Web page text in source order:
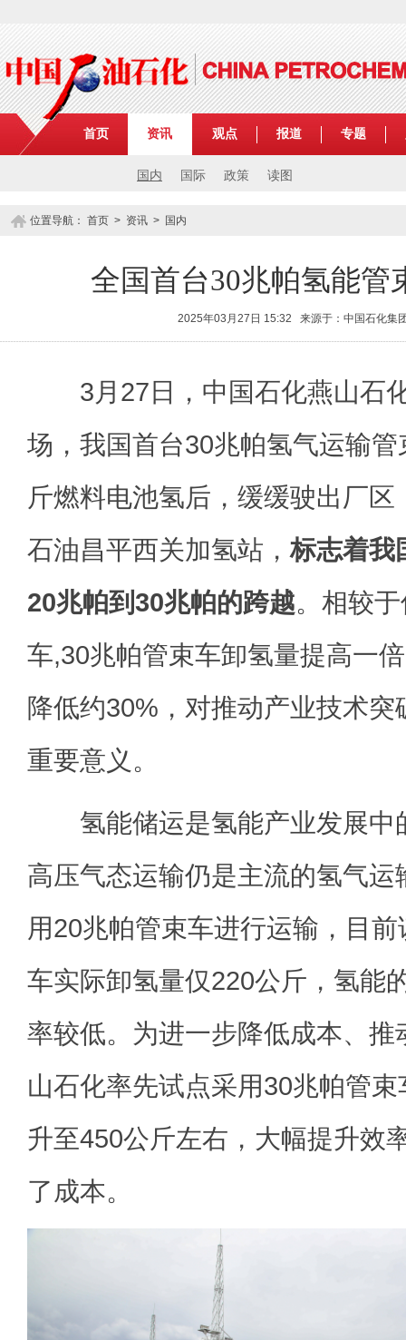
首页 资讯
国内 国际 政策 读图
观点 报道 专题
位置导航： 首页 > 资讯 > 国内
全国首台30兆帕氢能管
2025年03月27日 15:32 来源于：中国石化
3月27日，中国石化燕山石
场，我国首台30兆帕氢气运输
斤燃料电池氢后，缓缓驶出厂
石油昌平西关加氢站，标志着我
20兆帕到30兆帕的跨越。相较
车,30兆帕管束车卸氢量提高一
降低约30%，对推动产业技术
重要意义。
氢能储运是氢能产业发展中
高压气态运输仍是主流的氢气
用20兆帕管束车进行运输，目
车实际卸氢量仅220公斤，氢能
率较低。为进一步降低成本、推
山石化率先试点采用30兆帕管
升至450公斤左右，大幅提升效
了成本。